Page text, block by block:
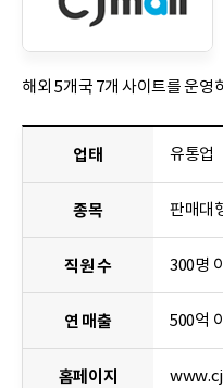
해외 5개국 7개 사이트를 운영
업태 유통업
종목 판매대
직원 수 300명
연 매출 500억
홈페이지